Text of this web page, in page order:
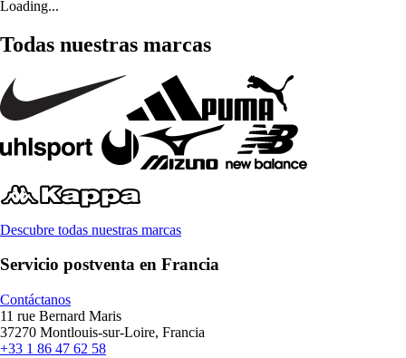
Loading...
Todas nuestras marcas
Descubre todas nuestras marcas
Servicio postventa en Francia
Contáctanos
11 rue Bernard Maris
37270 Montlouis-sur-Loire, Francia
+33 1 86 47 62 58